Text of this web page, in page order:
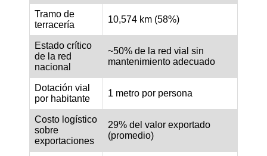
Tramo de
terracería
10,574 km (58%)
Estado crítico
de la red
nacional
~50% de la red vial sin
mantenimiento adecuado
Dotación vial
por habitante
1 metro por persona
Costo logístico
sobre
exportaciones
29% del valor exportado
(promedio)